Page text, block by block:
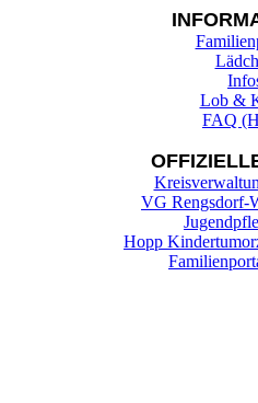
Lob &
FAQ
VG Rengsdorf-
Hopp